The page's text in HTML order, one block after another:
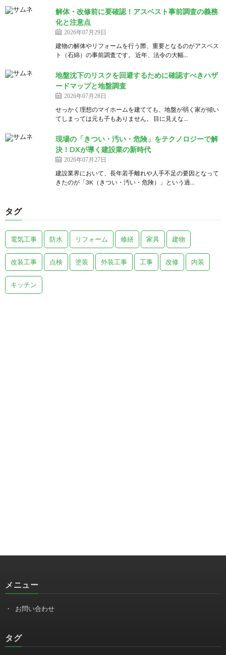
解体・改修前に要確認！アスベスト事前調査の義務
化と注意点
2026年07月29日
建物の解体やリフォームを行う際、重要となるのがアスベス
ト（石綿）の事前調査です。 近年、法令の大幅...
地盤沈下のリスクを回避するために確認すべきハザ
ードマップと地盤調査
2026年07月28日
せっかく理想のマイホームを建てても、地盤が弱く家が傾い
てしまっては元も子もありません。 目に見えな...
現場の「きつい・汚い・危険」をテクノロジーで解
決！DXが導く建設業の新時代
2026年07月27日
建設業界において、長年若手離れや人手不足の要因となって
きたのが「3K（きつい・汚い・危険）」という過...
タグ
電気工事 防水 リフォーム 修繕 家具 建物
改装工事 点検 塗装 外装工事 工事 改修 内装
キッチン
メニュー
お問い合わせ
タグ